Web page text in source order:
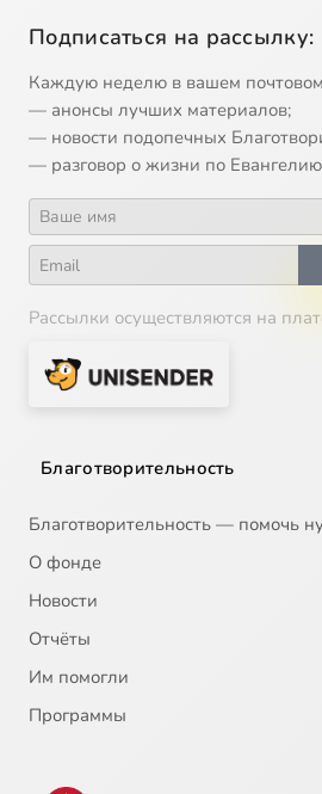
Подписаться на рассылку:
Каждую неделю в вашем
— анонсы лучших материалов;
— новости подопечных
— разговор о жизни по
Рассылки осуществляются на
Благотворительность
Благотворительность — помочь
О фонде
Новости
Отчёты
Им помогли
Программы